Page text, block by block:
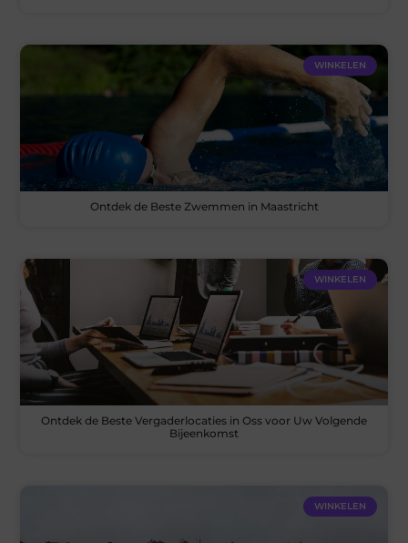
WINKELEN
Ontdek de Beste Zwemmen in Maastricht
WINKELEN
Ontdek de Beste Vergaderlocaties in Oss voor Uw Volgende
Bijeenkomst
WINKELEN